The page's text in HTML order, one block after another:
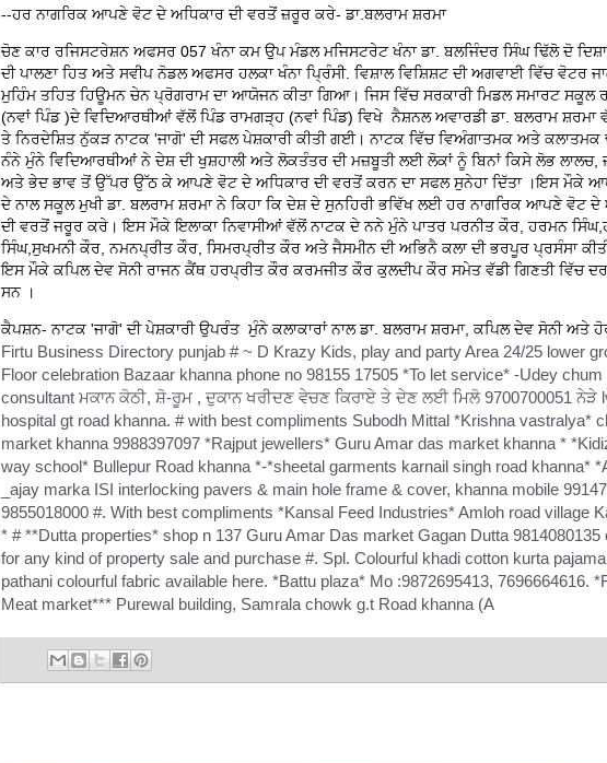
--ਹਰ ਨਾਗਰਿਕ ਆਪਣੇ ਵੋਟ ਦੇ ਅਧਿਕਾਰ ਦੀ ਵਰਤੋਂ ਜ਼ਰੂਰ ਕਰੇ- ਡਾ.ਬਲਰਾਮ ਸ਼ਰਮਾ
ਚੋਣ ਕਾਰ ਰਜਿਸਟਰੇਸ਼ਨ ਅਫਸਰ 057 ਖੰਨਾ ਕਮ ਉਪ ਮੰਡਲ ਮਜਿਸਟਰੇਟ ਖੰਨਾ ਡਾ. ਬਲਜਿੰਦਰ ਸਿੰਘ ਢਿੱਲੋ ਦੋ ਦਿਸ਼ਾ
ਦੀ ਪਾਲਣਾ ਹਿਤ ਅਤੇ ਸਵੀਪ ਨੋਡਲ ਅਫਸਰ ਹਲਕਾ ਖੰਨਾ ਪ੍ਰਿੰਸੀ. ਵਿਸ਼ਾਲ ਵਿਸ਼ਿਸ਼ਟ ਦੀ ਅਗਵਾਈ ਵਿੱਚ ਵੋਟਰ
ਮੁਹਿੰਮ ਤਹਿਤ ਹਿਊਮਨ ਚੇਨ ਪ੍ਰੋਗਰਾਮ ਦਾ ਆਯੋਜਨ ਕੀਤਾ ਗਿਆ। ਜਿਸ ਵਿੱਚ ਸਰਕਾਰੀ ਮਿਡਲ ਸਮਾਰਟ ਸਕੂਲ
(ਨਵਾਂ ਪਿੰਡ )ਦੇ ਵਿਦਿਆਰਥੀਆਂ ਵੱਲੋਂ ਪਿੰਡ ਰਾਮਗੜ੍ਹ (ਨਵਾਂ ਪਿੰਡ) ਵਿਖੇ ਨੈਸ਼ਨਲ ਅਵਾਰਡੀ ਡਾ. ਬਲਰਾਮ ਸ਼ਰਮਾ
ਤੇ ਨਿਰਦੇਸ਼ਿਤ ਨੁੱਕੜ ਨਾਟਕ 'ਜਾਗੋ' ਦੀ ਸਫਲ ਪੇਸ਼ਕਾਰੀ ਕੀਤੀ ਗਈ। ਨਾਟਕ ਵਿੱਚ ਵਿਅੰਗਾਤਮਕ ਅਤੇ ਕਲਾਤਮਕ
ਨੰਨੇ ਮੁੰਨੇ ਵਿਦਿਆਰਥੀਆਂ ਨੇ ਦੇਸ਼ ਦੀ ਖੁਸ਼ਹਾਲੀ ਅਤੇ ਲੋਕਤੰਤਰ ਦੀ ਮਜ਼ਬੂਤੀ ਲਈ ਲੋਕਾਂ ਨੂੰ ਬਿਨਾਂ ਕਿਸੇ ਲੋਭ ਲਾਲਚ,
ਅਤੇ ਭੇਦ ਭਾਵ ਤੋਂ ਉੱਪਰ ਉੱਠ ਕੇ ਆਪਣੇ ਵੋਟ ਦੇ ਅਧਿਕਾਰ ਦੀ ਵਰਤੋਂ ਕਰਨ ਦਾ ਸਫਲ ਸੁਨੇਹਾ ਦਿੱਤਾ ।ਇਸ ਮੌਕੇ
ਦੇ ਨਾਲ ਸਕੂਲ ਮੁਖੀ ਡਾ. ਬਲਰਾਮ ਸ਼ਰਮਾ ਨੇ ਕਿਹਾ ਕਿ ਦੇਸ਼ ਦੇ ਸੁਨਹਿਰੀ ਭਵਿੱਖ ਲਈ ਹਰ ਨਾਗਰਿਕ ਆਪਣੇ ਵੋਟ ਦੇ
ਦੀ ਵਰਤੋਂ ਜਰੂਰ ਕਰੇ। ਇਸ ਮੌਕੇ ਇਲਾਕਾ ਨਿਵਾਸੀਆਂ ਵੱਲੋਂ ਨਾਟਕ ਦੇ ਨਨੇ ਮੁੰਨੇ ਪਾਤਰ ਪਰਨੀਤ ਕੌਰ, ਹਰਮਨ
ਸਿੰਘ,ਸੁਖਮਨੀ ਕੌਰ, ਨਮਨਪ੍ਰੀਤ ਕੌਰ, ਸਿਮਰਪ੍ਰੀਤ ਕੌਰ ਅਤੇ ਜੈਸਮੀਨ ਦੀ ਅਭਿਨੈ ਕਲਾ ਦੀ ਭਰਪੂਰ ਪ੍ਰਸੰਸਾ
ਇਸ ਮੌਕੇ ਕਪਿਲ ਦੇਵ ਸੋਨੀ ਰਾਜਨ ਕੈਂਥ ਹਰਪ੍ਰੀਤ ਕੌਰ ਕਰਮਜੀਤ ਕੌਰ ਕੁਲਦੀਪ ਕੌਰ ਸਮੇਤ ਵੱਡੀ ਗਿਣਤੀ ਵਿੱਚ
ਸਨ ।
ਕੈਪਸ਼ਨ- ਨਾਟਕ 'ਜਾਗੋ' ਦੀ ਪੇਸ਼ਕਾਰੀ ਉਪਰੰਤ ਮੁੰਨੇ ਕਲਾਕਾਰਾਂ ਨਾਲ ਡਾ. ਬਲਰਾਮ ਸ਼ਰਮਾ, ਕਪਿਲ ਦੇਵ ਸੋਨੀ ਅਤੇ
Firtu Business Directory punjab # ~ D Krazy Kids, play and party Area 24/25 lower
Floor celebration Bazaar khanna phone no 98155 17505 *To let service* -Udey
consultant ਮਕਾਨ ਕੋਠੀ, ਸ਼ੋ-ਰੂਮ , ਦੁਕਾਨ ਖਰੀਦਣ ਵੇਚਣ ਕਿਰਾਏ ਤੇ ਦੇਣ ਲਈ ਮਿਲੋ 9700700051 ਨੇੜੇ
hospital gt road khanna. # with best compliments Subodh Mittal *Krishna vastralya*
market khanna 9988397097 *Rajput jewellers* Guru Amar das market khanna *
way school* Bullepur Road khanna *-*sheetal garments karnail singh road khanna*
_ajay marka ISI interlocking pavers & main hole frame & cover, khanna mobile
9855018000 #. With best compliments *Kansal Feed Industries* Amloh road village
* # **Dutta properties* shop n 137 Guru Amar Das market Gagan Dutta 9814080135
for any kind of property sale and purchase #. Spl. Colourful khadi cotton kurta
pathani colourful fabric available here. *Battu plaza* Mo :9872695413, 7696664616.
Meat market*** Purewal building, Samrala chowk g.t Road khanna (A